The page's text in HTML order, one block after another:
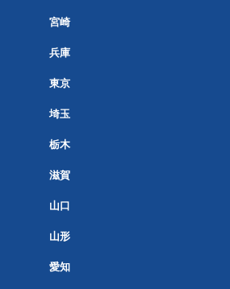
宮崎
兵庫
東京
埼玉
栃木
滋賀
山口
山形
愛知